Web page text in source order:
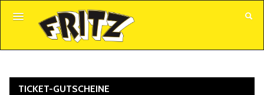
ALLE VERANSTALTUNGEN
TICKET-GUTSCHEINE